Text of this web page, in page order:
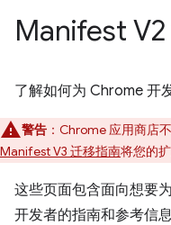
Manifest
了解如何为 Chrome 开
警告 ：Chrome 应用商店
Manifest V3 迁移指南将您的
这些页面包含面向想要
开发者的指南和参考信